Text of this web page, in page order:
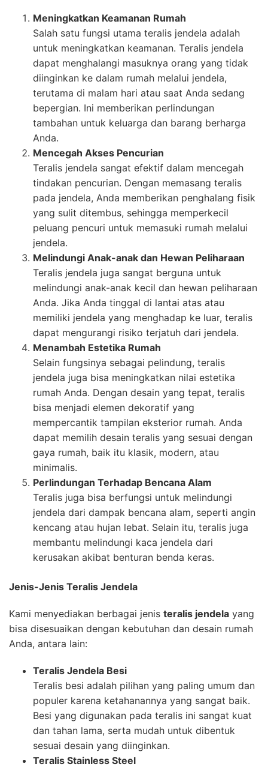
Meningkatkan Keamanan Rumah
Salah satu fungsi utama teralis jendela adalah
untuk meningkatkan keamanan. Teralis jendela
dapat menghalangi masuknya orang yang tidak
diinginkan ke dalam rumah melalui jendela,
terutama di malam hari atau saat Anda sedang
bepergian. Ini memberikan perlindungan
tambahan untuk keluarga dan barang berharga
Anda.
Mencegah Akses Pencurian
Teralis jendela sangat efektif dalam mencegah
tindakan pencurian. Dengan memasang teralis
pada jendela, Anda memberikan penghalang fisik
yang sulit ditembus, sehingga memperkecil
peluang pencuri untuk memasuki rumah melalui
jendela.
Melindungi Anak-anak dan Hewan Peliharaan
Teralis jendela juga sangat berguna untuk
melindungi anak-anak kecil dan hewan peliharaan
Anda. Jika Anda tinggal di lantai atas atau
memiliki jendela yang menghadap ke luar, teralis
dapat mengurangi risiko terjatuh dari jendela.
Menambah Estetika Rumah
Selain fungsinya sebagai pelindung, teralis
jendela juga bisa meningkatkan nilai estetika
rumah Anda. Dengan desain yang tepat, teralis
bisa menjadi elemen dekoratif yang
mempercantik tampilan eksterior rumah. Anda
dapat memilih desain teralis yang sesuai dengan
gaya rumah, baik itu klasik, modern, atau
minimalis.
Perlindungan Terhadap Bencana Alam
Teralis juga bisa berfungsi untuk melindungi
jendela dari dampak bencana alam, seperti angin
kencang atau hujan lebat. Selain itu, teralis juga
membantu melindungi kaca jendela dari
kerusakan akibat benturan benda keras.
Jenis-Jenis Teralis Jendela
Kami menyediakan berbagai jenis teralis jendela yang
bisa disesuaikan dengan kebutuhan dan desain rumah
Anda, antara lain:
Teralis Jendela Besi
Teralis besi adalah pilihan yang paling umum dan
populer karena ketahanannya yang sangat baik.
Besi yang digunakan pada teralis ini sangat kuat
dan tahan lama, serta mudah untuk dibentuk
sesuai desain yang diinginkan.
Teralis Stainless Steel